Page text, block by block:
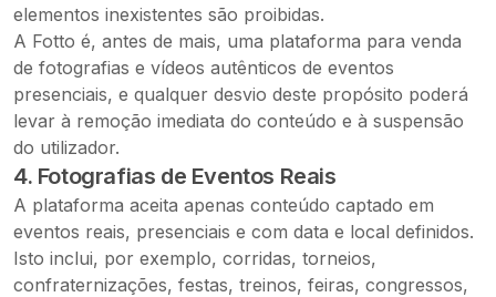
elementos inexistentes são proibidas.
A Fotto é, antes de mais, uma plataforma para venda
de fotografias e vídeos autênticos de eventos
presenciais, e qualquer desvio deste propósito poderá
levar à remoção imediata do conteúdo e à suspensão
do utilizador.
4. Fotografias de Eventos Reais
A plataforma aceita apenas conteúdo captado em
eventos reais, presenciais e com data e local definidos.
Isto inclui, por exemplo, corridas, torneios,
confraternizações, festas, treinos, feiras, congressos,